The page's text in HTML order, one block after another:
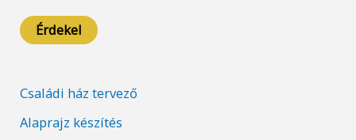
Érdekel
Családi ház tervező
Alaprajz készítés